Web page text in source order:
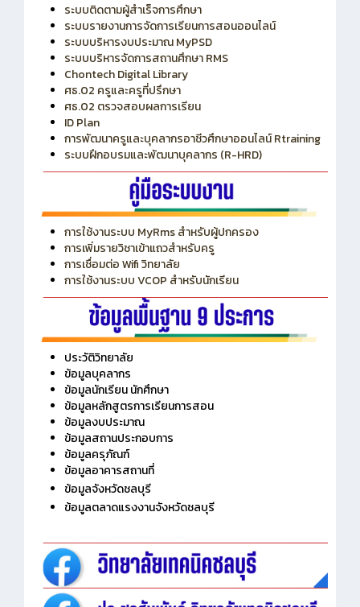
ระบบติดตามผู้สำเร็จการศึกษา
ระบบรายงานการจัดการเรียนการสอนออนไลน์
ระบบบริหารงบประมาณ MyPSD
ระบบบริหารจัดการสถานศึกษา RMS
Chontech Digital Library
ศธ.02 ครูและครูที่ปรึกษา
ศธ.02 ตรวจสอบผลการเรียน
ID Plan
การพัฒนาครูและบุคลากรอาชีวศึกษาออนไลน์ Rtraining
ระบบฝึกอบรมและพัฒนาบุคลากร (R-HRD)
การใช้งานระบบ MyRms สำหรับผู้ปกครอง
การเพิ่มรายวิชาเข้าแถวสำหรับครู
การเชื่อมต่อ Wifi วิทยาลัย
การใช้งานระบบ VCOP สำหรับนักเรียน
ประวัติวิทยาลัย
ข้อมูลบุคลากร
ข้อมูลนักเรียน นักศึกษา
ข้อมูลหลักสูตรการเรียนการสอน
ข้อมูลงบประมาณ
ข้อมูลสถานประกอบการ
ข้อมูลครุภัณฑ์
ข้อมูลอาคารสถานที่
ข้อมูลจังหวัดชลบุรี
ข้อมูลตลาดแรงงานจังหวัดชลบุรี